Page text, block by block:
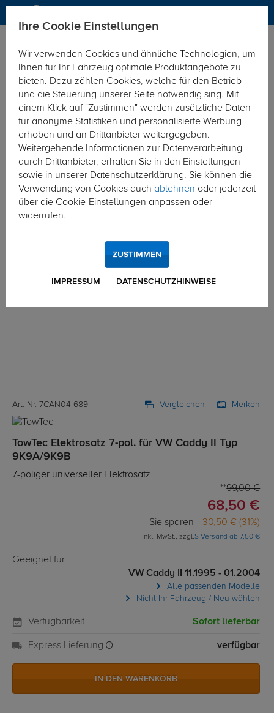
Hier geht's zur Fahrzeugübersicht: VW Caddy II
Art.-Nr. 7CAN04-689 Vergleichen Merken
TowTec Elektrosatz 7-pol. für VW Caddy II Typ
9K9A/9K9B
7-poliger universeller Elektrosatz
99,00 €
68,50 €
Sie sparen 30,50 € (31%)
inkl. MwSt., zzgl.S Versand ab 7,50 €
Geeignet für
VW Caddy II 11.1995 - 01.2004
Alle passenden Modelle
Nicht Ihr Fahrzeug / Neu wählen
Verfügbarkeit Sofort lieferbar
Express Lieferung verfügbar
IN DEN WARENKORB
Ihre Cookie Einstellungen
Wir verwenden Cookies und ähnliche Technologien, um
Ihnen für Ihr Fahrzeug optimale Produktangebote zu
bieten. Dazu zählen Cookies, welche für den Betrieb
und die Steuerung unserer Seite notwendig sing. Mit
einem Klick auf "Zustimmen" werden zusätzliche Daten
für anonyme Statistiken und personalisierte Werbung
erhoben und an Drittanbieter weitergegeben.
Weitergehende Informationen zur Datenverarbeitung
durch Drittanbieter, erhalten Sie in den Einstellungen
sowie in unserer Datenschutzerklärung. Sie können die
Verwendung von Cookies auch ablehnen oder jederzeit
über die Cookie-Einstellungen anpassen oder
widerrufen.
IMPRESSUM DATENSCHUTZHINWEISE
ZUSTIMMEN